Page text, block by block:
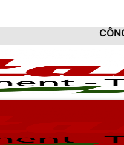
CÔNG TY TNHH THIẾT